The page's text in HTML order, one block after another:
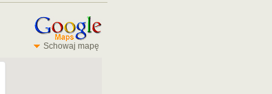
Schowaj mapę